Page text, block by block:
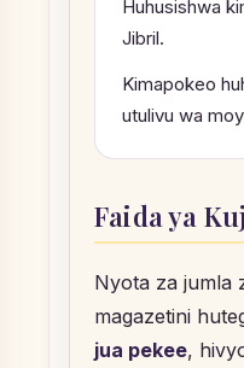
Huhusishwa
Jibril.
Kimapokeo
utulivu wa
Faida ya
Nyota za jumla
magazetini
jua pekee,